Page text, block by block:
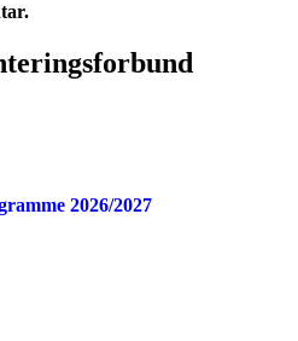
2026/2027